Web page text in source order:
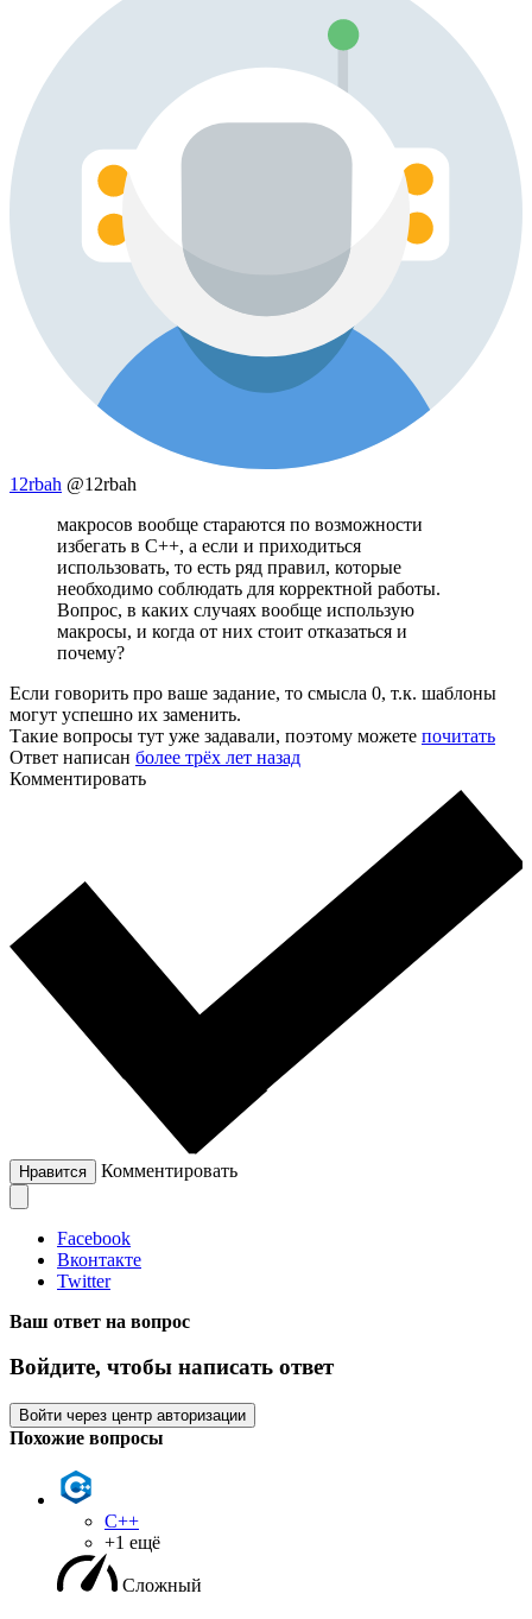
12rbah @12rbah
макросов вообще стараются по возможности
избегать в С++, а если и приходиться
использовать, то есть ряд правил, которые
необходимо соблюдать для корректной работы.
Вопрос, в каких случаях вообще использую
макросы, и когда от них стоит отказаться и
почему?
Если говорить про ваше задание, то смысла 0, т.к. шаблоны
могут успешно их заменить.
Такие вопросы тут уже задавали, поэтому можете почитать
Ответ написан более трёх лет назад
Комментировать
Нравится Комментировать
Facebook
Вконтакте
Twitter
Ваш ответ на вопрос
Войдите, чтобы написать ответ
Войти через центр авторизации
Похожие вопросы
C++
+1 ещё
Сложный